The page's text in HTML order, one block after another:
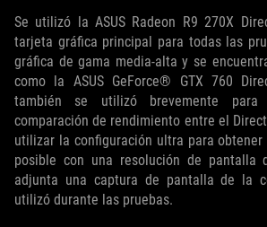
Se utilizó la ASUS Radeon R9 270X
tarjeta gráfica principal para todas las
gráfica de gama media-alta y se
como la ASUS GeForce® GTX 760
también se utilizó brevemente
comparación de rendimiento entre el
utilizar la configuración ultra para
posible con una resolución de pantalla
adjunta una captura de pantalla de la
utilizó durante las pruebas.